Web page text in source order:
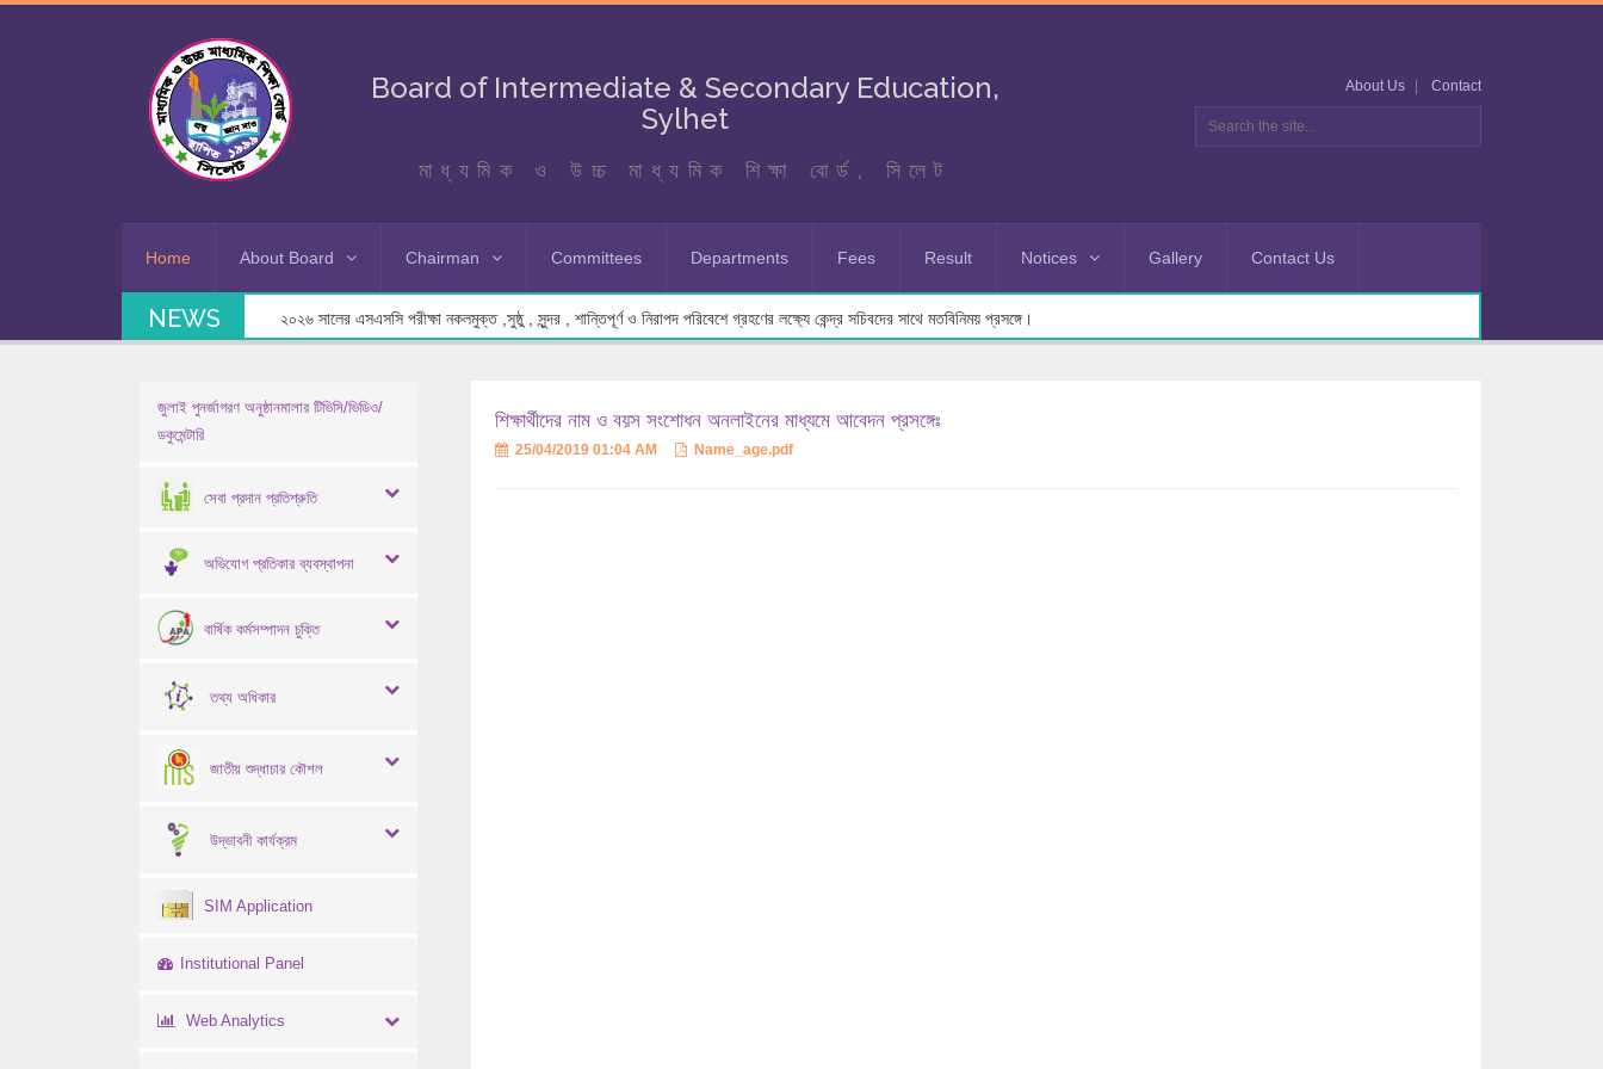
Board of Intermediate & Secondary Education,
Sylhet
মাধ্যমিক ও উচ্চ মাধ্যমিক শিক্ষা বোর্ড, সিলেট
About Us Contact
Home About Board Chairman Committees Departments Fees Result Notices Gallery Contact Us
NEWS ২০২৬ সালের এসএসসি পরীক্ষা নকলমুক্ত ,সুষ্ঠু , সুন্দর , শান্তিপূর্ণ ও নিরাপদ পরিবেশে গ্রহণের লক্ষ্যে কেন্দ্র সচিবদের সাথে মতবিনিময় প্রসঙ্গে।
জুলাই পুনর্জাগরণ অনুষ্ঠানমালার টিভিসি/ভিডিও/
ডকুমেন্টারি
সেবা প্রদান প্রতিশ্রুতি
অভিযোগ প্রতিকার ব্যবস্থাপনা
বার্ষিক কর্মসম্পাদন চুক্তি
তথ্য অধিকার
জাতীয় শুদ্ধাচার কৌশল
উদ্ভাবনী কার্যক্রম
SIM Application
Institutional Panel
Web Analytics
শিক্ষার্থীদের নাম ও বয়স সংশোধন অনলাইনের মাধ্যমে আবেদন প্রসঙ্গেঃ
25/04/2019 01:04 AM Name_age.pdf